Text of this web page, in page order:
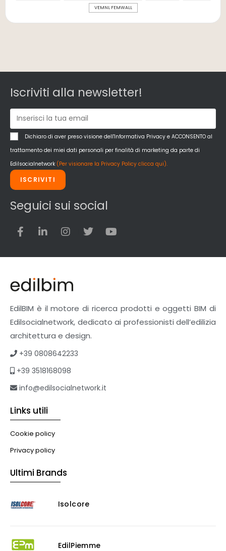
VEMNL FEMWALL
Iscriviti alla newsletter!
Dichiaro di aver preso visione dell'Informativa Privacy e ACCONSENTO al
trattamento dei miei dati personali per finalità di marketing da parte di
Edilsocialnetwork (Per visionare la Privacy Policy clicca qui).
ISCRIVITI
Seguici sui social
EdilBIM è il motore di ricerca prodotti e oggetti BIM di
Edilsocialnetwork, dedicato ai professionisti dell’edilizia
architettura e design.
+39 0808642233
+39 3518168098
info@edilsocialnetwork.it
Links utili
Cookie policy
Privacy policy
Ultimi Brands
Isolcore
EdilPiemme